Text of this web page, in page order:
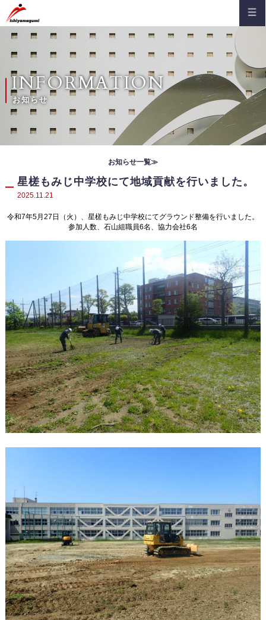
沿革
概要
主な受注先
登録証・認定証
建築部
土木部
お知らせ（通知）
現場便り
安全パトロール記
地域貢献
新聞・雑誌掲載
各表彰・感謝状
取引業者様専用
採用情報
キャリア採用
INFORMATION
お知らせ
お知らせ一覧≫
星槎もみじ中学校にて地域貢献を行いました。
2025.11.21
令和7年5月27日（火）、星槎もみじ中学校にてグラウンド整備を行いました。
参加人数、石山組職員6名、協力会社6名